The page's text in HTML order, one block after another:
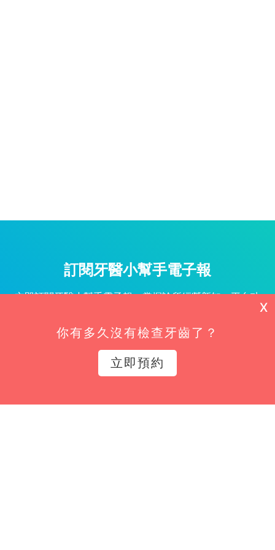
訂閱牙醫小幫手電子報
立即訂閱牙醫小幫手電子報，掌握診所經營新知、平台功
你有多久沒有檢查牙齒了？
立即預約
X